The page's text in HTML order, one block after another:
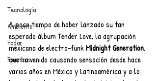
Tecnología
Ambiente
Hogar
Finanzas
A poco tiempo de haber lanzado su tan
esperado álbum Tender Love, la agrupación
mexicana de electro-funk Midnight Generation,
que ha venido causando sensación desde hace
varios años en México y Latinoamérica y a lo